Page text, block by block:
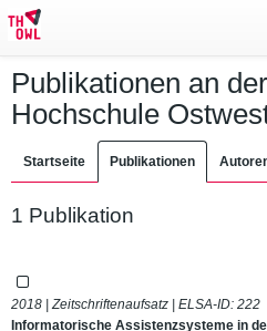
Publikationen an
Hochschule
Startseite Publikationen
1 Publikation
2018 | Zeitschriftenaufsatz | ELSA-ID: 222
Informatorische Assistenzsysteme in